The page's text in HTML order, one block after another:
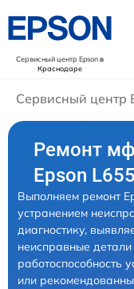
Сервисный центр Epsonв
Краснодаре
Сервисный центр
Ремонт
Epson
Выполняем ремонт
устранением
диагностику,
неисправные
работоспособность
или